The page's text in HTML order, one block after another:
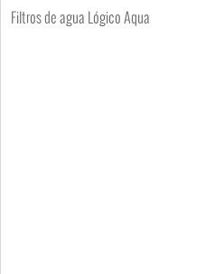
Filtros de agua Lógico Aqua